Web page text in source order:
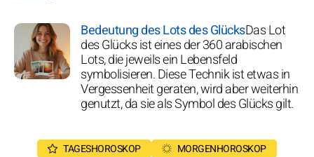
Bedeutung des Lots des GlücksDas Lot
des Glücks ist eines der 360 arabischen
Lots, die jeweils ein Lebensfeld
symbolisieren. Diese Technik ist etwas in
Vergessenheit geraten, wird aber weiterhin
genutzt, da sie als Symbol des Glücks gilt.
TAGESHOROSKOP
MORGENHOROSKOP